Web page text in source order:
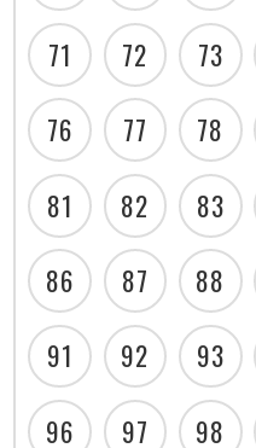
71
72 73
76
77 78
81
82 83
86
87 88
91
92 93
96
97 98